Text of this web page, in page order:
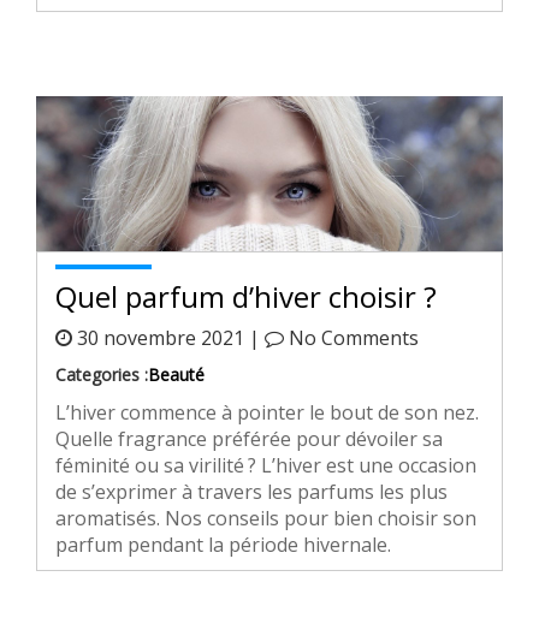
Quel parfum d’hiver choisir ?
30 novembre 2021 | No Comments
Categories :Beauté
L’hiver commence à pointer le bout de son nez.
Quelle fragrance préférée pour dévoiler sa
féminité ou sa virilité ? L’hiver est une occasion
de s’exprimer à travers les parfums les plus
aromatisés. Nos conseils pour bien choisir son
parfum pendant la période hivernale.